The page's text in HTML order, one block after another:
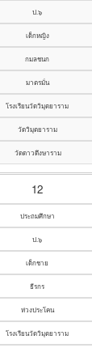
ป.๖
เด็กหญิง
กมลชนก
มาตรมั่น
โรงเรียนวัดวิมุตยาราม
วัดวิมุตยาราม
วัดดาวดึงษาราม
12
ประถมศึกษา
ป.๖
เด็กชาย
ธีรกร
ห่วงประโคน
โรงเรียนวัดวิมุตยาราม